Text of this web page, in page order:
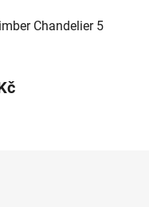
Chandelier 5